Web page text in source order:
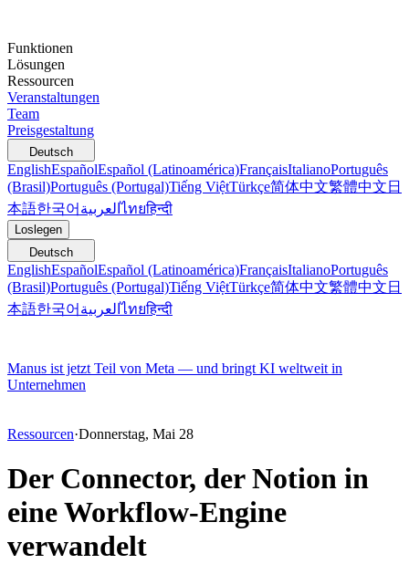
Funktionen
Lösungen
Ressourcen
Veranstaltungen
Team
Preisgestaltung
Deutsch
EnglishEspañolEspañol (Latinoamérica)FrançaisItalianoPortuguês
(Brasil)Português (Portugal)Tiếng ViệtTürkçe简体中文繁體中文 日
本語한국어 العربيةไทยहिन्दी
Loslegen
Deutsch
EnglishEspañolEspañol (Latinoamérica)FrançaisItalianoPortuguês
(Brasil)Português (Portugal)Tiếng ViệtTürkçe简体中文繁體中文 日
本語한국어 العربيةไทยहिन्दी
Manus ist jetzt Teil von Meta — und bringt KI weltweit in
Unternehmen
Ressourcen·Donnerstag, Mai 28
Der Connector, der Notion in
eine Workflow-Engine
verwandelt